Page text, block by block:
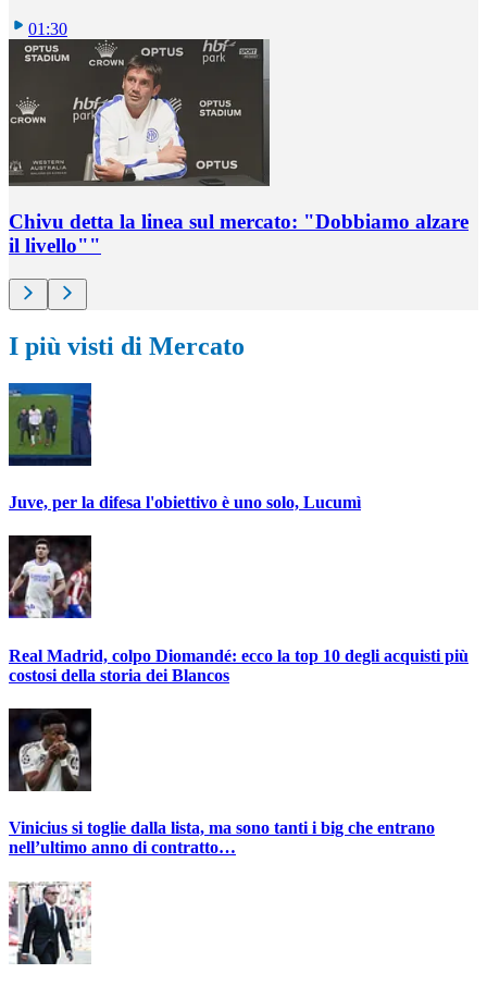
01:30
Chivu detta la linea sul mercato: "Dobbiamo alzare
il livello""
I più visti di Mercato
Juve, per la difesa l'obiettivo è uno solo, Lucumì
Real Madrid, colpo Diomandé: ecco la top 10 degli acquisti più
costosi della storia dei Blancos
Vinicius si toglie dalla lista, ma sono tanti i big che entrano
nell’ultimo anno di contratto…